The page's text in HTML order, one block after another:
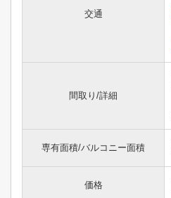
交通
間取り/詳細
専有面積/バルコニー面積
価格